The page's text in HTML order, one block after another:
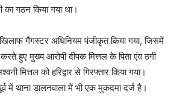
का गठन किया गया था।
गैंगस्टर अधिनियम पंजीकृत किया गया, जिसमें
हुए मुख्य आरोपी दीपक मित्तल के पिता एंव ठगी
मित्तल को हरिद्वार से गिरफ्तार किया गया।
में थाना डालनवाला में भी एक मुकदमा दर्ज है।